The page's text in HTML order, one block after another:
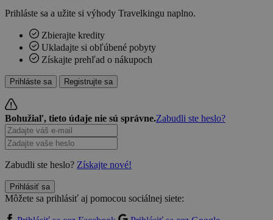
Prihláste sa a užite si výhody Travelkingu naplno.
Zbierajte kredity
Ukladajte si obľúbené pobyty
Získajte prehľad o nákupoch
Prihláste sa Registrujte sa
Bohužiaľ, tieto údaje nie sú správne.Zabudli ste heslo?
Zabudli ste heslo? Získajte nové!
Prihlásiť sa
Môžete sa prihlásiť aj pomocou sociálnej siete: